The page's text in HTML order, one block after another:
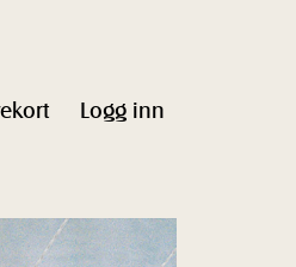
Logg inn